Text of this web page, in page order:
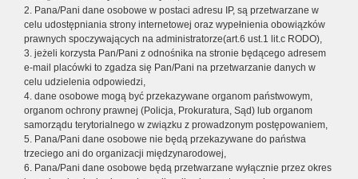
2. Pana/Pani dane osobowe w postaci adresu IP, są przetwarzane w
celu udostępniania strony internetowej oraz wypełnienia obowiązków
prawnych spoczywających na administratorze(art.6 ust.1 lit.c RODO),
3. jeżeli korzysta Pan/Pani z odnośnika na stronie będącego adresem
e-mail placówki to zgadza się Pan/Pani na przetwarzanie danych w
celu udzielenia odpowiedzi,
4. dane osobowe mogą być przekazywane organom państwowym,
organom ochrony prawnej (Policja, Prokuratura, Sąd) lub organom
samorządu terytorialnego w związku z prowadzonym postępowaniem,
5. Pana/Pani dane osobowe nie będą przekazywane do państwa
trzeciego ani do organizacji międzynarodowej,
6. Pana/Pani dane osobowe będą przetwarzane wyłącznie przez okres